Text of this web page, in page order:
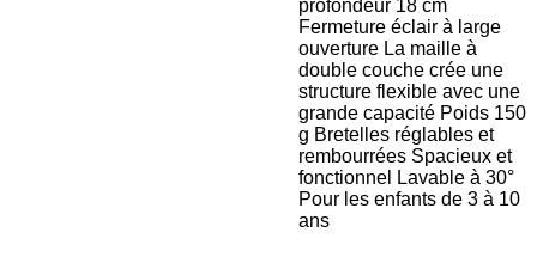
profondeur 18 cm
Fermeture éclair à large
ouverture La maille à
double couche crée une
structure flexible avec une
grande capacité Poids 150
g Bretelles réglables et
rembourrées Spacieux et
fonctionnel Lavable à 30°
Pour les enfants de 3 à 10
ans